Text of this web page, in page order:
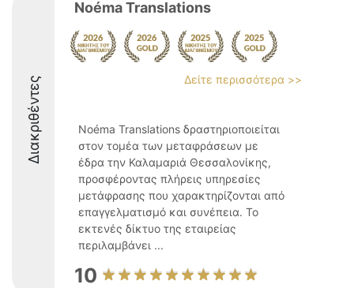
Διακριθέντες
Noéma Translations
Δείτε περισσότερα >>
Noéma Translations δραστηριοποιείται
στον τομέα των μεταφράσεων με
έδρα την Καλαμαριά Θεσσαλονίκης,
προσφέροντας πλήρεις υπηρεσίες
μετάφρασης που χαρακτηρίζονται από
επαγγελματισμό και συνέπεια. Το
εκτενές δίκτυο της εταιρείας
περιλαμβάνει ...
10